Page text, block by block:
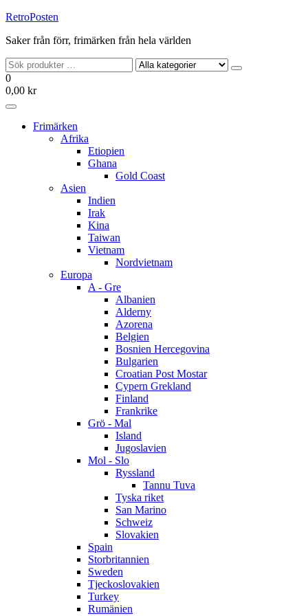
Hoppa
innehållet
RetroPosten
Saker från förr, frimärken från hela världen
0
0,00 kr
Frimärken
Afrika
Etiopien
Ghana
Gold Coast
Asien
Indien
Irak
Kina
Taiwan
Vietnam
Nordvietnam
Europa
A - Gre
Albanien
Alderny
Azorena
Belgien
Bosnien Hercegovina
Bulgarien
Croatian Post Mostar
Cypern Grekland
Finland
Frankrike
Grö - Mal
Island
Jugoslavien
Mol - Slo
Ryssland
Tannu Tuva
Tyska riket
San Marino
Schweiz
Slovakien
Spain
Storbritannien
Sweden
Tjeckoslovakien
Turkey
Rumänien